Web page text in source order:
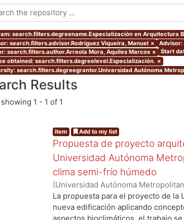
search.filters.degreename.Especialización en Arquitectura
search.filters.advisor.Rodríguez Viqueira, Manuel × Advisor:
search.filters.author.Arreola Mora, Aquiles Marcos × Start
obtained: search.filters.degreelevel.Especialización. ×
search.filters.degreegrantor.Universidad Autónoma
Results
1 - 1 of 1
Item Add to my list
Propuesta de proyecto
Universidad Autónoma
clima semi-frío húmedo
(Universidad Autónoma
de Servicios de Información.,2005-
La propuesta para el proyecto de
nueva edificación aplicando